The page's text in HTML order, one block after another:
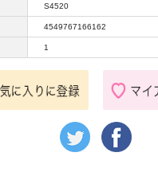
S4520
4549767166162
1